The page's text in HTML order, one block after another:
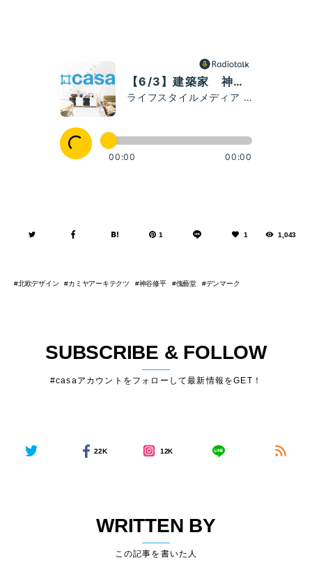
1 1 1,043
北欧デザイン カミヤアーキテクツ 神谷修平 傀藝堂 デンマーク
SUBSCRIBE & FOLLOW
#casaアカウントをフォローして最新情報をGET！
22K 12K
WRITTEN BY
この記事を書いた人